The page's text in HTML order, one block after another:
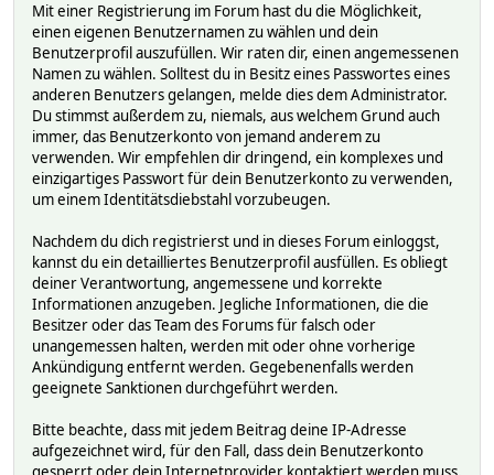
Mit einer Registrierung im Forum hast du die Möglichkeit,
einen eigenen Benutzernamen zu wählen und dein
Benutzerprofil auszufüllen. Wir raten dir, einen angemessenen
Namen zu wählen. Solltest du in Besitz eines Passwortes eines
anderen Benutzers gelangen, melde dies dem Administrator.
Du stimmst außerdem zu, niemals, aus welchem Grund auch
immer, das Benutzerkonto von jemand anderem zu
verwenden. Wir empfehlen dir dringend, ein komplexes und
einzigartiges Passwort für dein Benutzerkonto zu verwenden,
um einem Identitätsdiebstahl vorzubeugen.
Nachdem du dich registrierst und in dieses Forum einloggst,
kannst du ein detailliertes Benutzerprofil ausfüllen. Es obliegt
deiner Verantwortung, angemessene und korrekte
Informationen anzugeben. Jegliche Informationen, die die
Besitzer oder das Team des Forums für falsch oder
unangemessen halten, werden mit oder ohne vorherige
Ankündigung entfernt werden. Gegebenenfalls werden
geeignete Sanktionen durchgeführt werden.
Bitte beachte, dass mit jedem Beitrag deine IP-Adresse
aufgezeichnet wird, für den Fall, dass dein Benutzerkonto